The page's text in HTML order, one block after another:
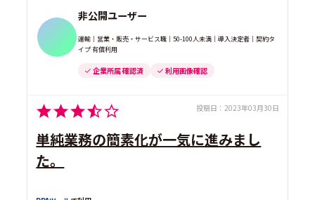
非公開ユーザー
運輸｜営業・販売・サービス職｜50-100人未満｜導入決定者｜契約タ
イプ 有償利用
企業所属 確認済 利用画像確認
投稿日： 2023年03月30日
単純業務の簡素化が一気に進みまし
た。